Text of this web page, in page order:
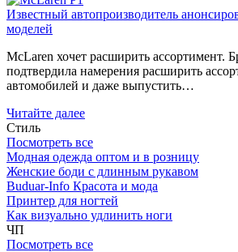
Известный автопроизводитель
моделей
McLaren хочет расширить ассортимент.
подтвердила намерения расширить
автомобилей и даже выпустить…
Читайте далее
Стиль
Посмотреть все
Модная одежда оптом и в розницу
Женские боди с длинным рукавом
Buduar-Info Красота и мода
Принтер для ногтей
Как визуально удлинить ноги
ЧП
Посмотреть все